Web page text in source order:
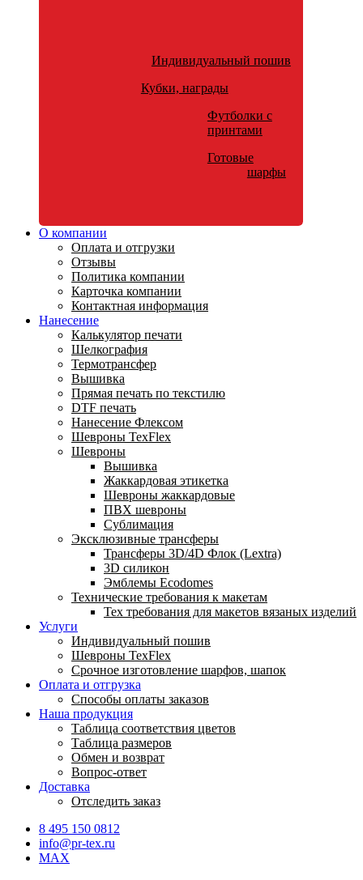
Индивидуальный пошив
Кубки, награды
Футболки с
принтами
Готовые
шарфы
О компании
Оплата и отгрузки
Отзывы
Политика компании
Карточка компании
Контактная информация
Нанесение
Калькулятор печати
Шелкография
Термотрансфер
Вышивка
Прямая печать по текстилю
DTF печать
Нанесение Флексом
Шевроны TexFlex
Шевроны
Вышивка
Жаккардовая этикетка
Шевроны жаккардовые
ПВХ шевроны
Сублимация
Эксклюзивные трансферы
Трансферы 3D/4D Флок (Lextra)
3D силикон
Эмблемы Ecodomes
Технические требования к макетам
Тех требования для макетов вязаных изделий
Услуги
Индивидуальный пошив
Шевроны TexFlex
Срочное изготовление шарфов, шапок
Оплата и отгрузка
Способы оплаты заказов
Наша продукция
Таблица соответствия цветов
Таблица размеров
Обмен и возврат
Вопрос-ответ
Доставка
Отследить заказ
8 495 150 0812
info@pr-tex.ru
MAX